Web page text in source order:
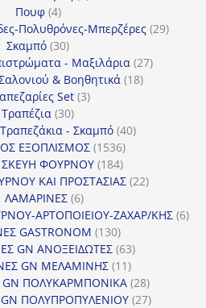
Πουφ 44
προϊόντα
Πολυθρόνες-Μπερζέρες 2929
Σκαμπό 3030
προϊόντα
- Μαξιλάρια 2727
& Βοηθητικά 1818
Set 33
Τραπέζια 3030
προϊόντα
- Σκαμπό 4040
ΕΞΟΠΛΙΣΜΟΣ 15361536
προϊόντα
ΣΚΕΥΗ ΦΟΥΡΝΟΥ 184184
προϊόντα
ΚΑΙ ΠΡΟΣΤΑΣΙΑΣ 2222
ΛΑΜΑΡΙΝΕΣ 66
προϊόντα
ΑΡΤΟΠΟΙΕΙΟΥ-ΖΑΧΑΡ/ΚΗΣ 66
GASTRONOM 130130
προϊόντα
GN ΑΝΟΞΕΙΔΩΤΕΣ 6363
GN ΜΕΛΑΜΙΝΗΣ 1111
προϊόντα
GN ΠΟΛΥΚΑΡΜΠΟΝΙΚΑ 2828
προϊόντα
ΠΟΛΥΠΡΟΠΥΛΕΝΙΟΥ 2727